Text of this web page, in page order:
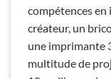
compétences en
créateur, un
une imprimante
multitude de